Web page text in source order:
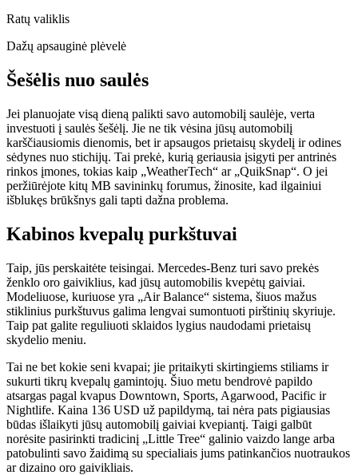
Ratų valiklis
Dažų apsauginė plėvelė
Šešėlis nuo saulės
Jei planuojate visą dieną palikti savo automobilį saulėje, verta
investuoti į saulės šešėlį. Jie ne tik vėsina jūsų automobilį
karščiausiomis dienomis, bet ir apsaugos prietaisų skydelį ir odines
sėdynes nuo stichijų. Tai prekė, kurią geriausia įsigyti per antrinės
rinkos įmones, tokias kaip „WeatherTech“ ar „QuikSnap“. O jei
peržiūrėjote kitų MB savininkų forumus, žinosite, kad ilgainiui
išblukęs brūkšnys gali tapti dažna problema.
Kabinos kvepalų purkštuvai
Taip, jūs perskaitėte teisingai. Mercedes-Benz turi savo prekės
ženklo oro gaiviklius, kad jūsų automobilis kvepėtų gaiviai.
Modeliuose, kuriuose yra „Air Balance“ sistema, šiuos mažus
stiklinius purkštuvus galima lengvai sumontuoti pirštinių skyriuje.
Taip pat galite reguliuoti sklaidos lygius naudodami prietaisų
skydelio meniu.
Tai ne bet kokie seni kvapai; jie pritaikyti skirtingiems stiliams ir
sukurti tikrų kvepalų gamintojų. Šiuo metu bendrovė papildo
atsargas pagal kvapus Downtown, Sports, Agarwood, Pacific ir
Nightlife. Kaina 136 USD už papildymą, tai nėra pats pigiausias
būdas išlaikyti jūsų automobilį gaiviai kvepiantį. Taigi galbūt
norėsite pasirinkti tradicinį „Little Tree“ galinio vaizdo lange arba
patobulinti savo žaidimą su specialiais jums patinkančios nuotraukos
ar dizaino oro gaivikliais.